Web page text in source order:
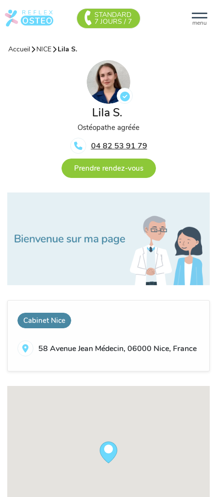
menu
STANDARD
7 JOURS / 7
Accueil NICE Lila S.
Lila S.
Ostéopathe agréée
04 82 53 91 79
Prendre rendez-vous
Cabinet Nice
58 Avenue Jean Médecin, 06000 Nice, France